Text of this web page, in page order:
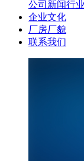
公司新闻行
企业文化
厂房厂貌
联系我们